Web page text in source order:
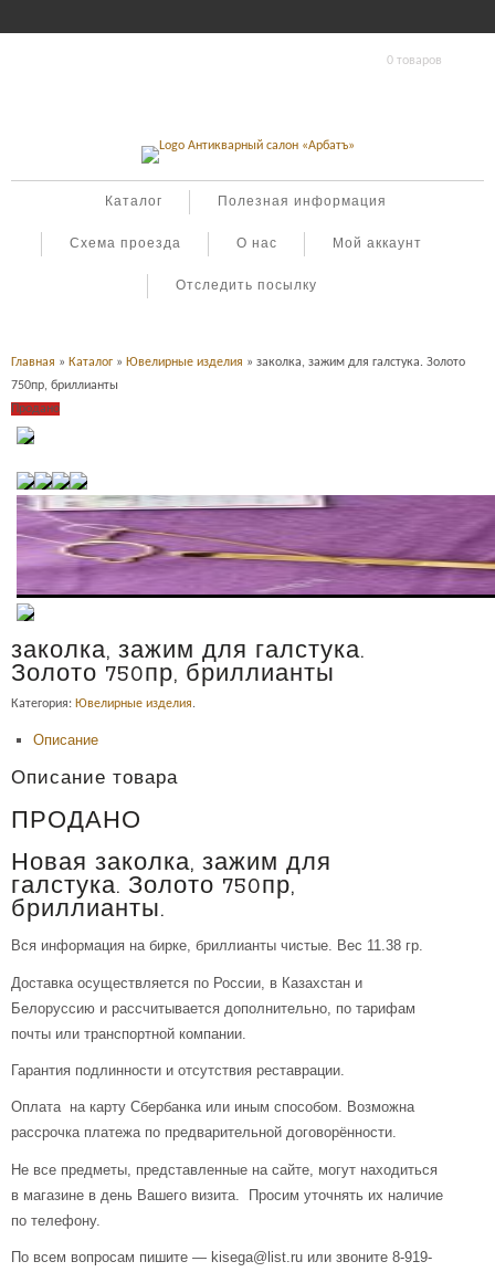
0 товаров
Каталог Полезная информация
Схема проезда О нас Мой аккаунт
Отследить посылку
Главная » Каталог » Ювелирные изделия » заколка, зажим для галстука. Золото
750пр, бриллианты
Продано
заколка, зажим для галстука.
Золото 750пр, бриллианты
Категория: Ювелирные изделия.
Описание
Описание товара
ПРОДАНО
Новая заколка, зажим для
галстука. Золото 750пр,
бриллианты.
Вся информация на бирке, бриллианты чистые. Вес 11.38 гр.
Доставка осуществляется по России, в Казахстан и
Белоруссию и рассчитывается дополнительно, по тарифам
почты или транспортной компании.
Гарантия подлинности и отсутствия реставрации.
Оплата на карту Сбербанка или иным способом. Возможна
рассрочка платежа по предварительной договорённости.
Не все предметы, представленные на сайте, могут находиться
в магазине в день Вашего визита. Просим уточнять их наличие
по телефону.
По всем вопросам пишите — kisega@list.ru или звоните 8-919-